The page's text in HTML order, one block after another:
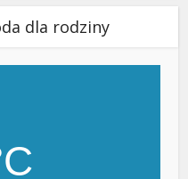
dla rodziny